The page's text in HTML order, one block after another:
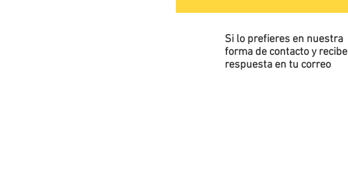
Si lo prefieres en nuestra
forma de contacto y recibe
respuesta en tu correo